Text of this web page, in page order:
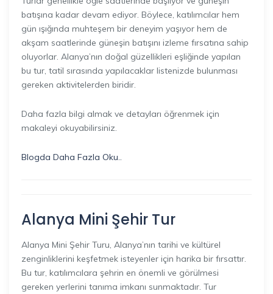
batışına kadar devam ediyor. Böylece, katılımcılar hem
gün ışığında muhteşem bir deneyim yaşıyor hem de
akşam saatlerinde güneşin batışını izleme fırsatına sahip
oluyorlar. Alanya’nın doğal güzellikleri eşliğinde yapılan
bu tur, tatil sırasında yapılacaklar listenizde bulunması
gereken aktivitelerden biridir.
Daha fazla bilgi almak ve detayları öğrenmek için
makaleyi okuyabilirsiniz.
Blogda Daha Fazla Oku..
Alanya Mini Şehir Tur
Alanya Mini Şehir Turu, Alanya’nın tarihi ve kültürel
zenginliklerini keşfetmek isteyenler için harika bir fırsattır.
Bu tur, katılımcılara şehrin en önemli ve görülmesi
gereken yerlerini tanıma imkanı sunmaktadır. Tur